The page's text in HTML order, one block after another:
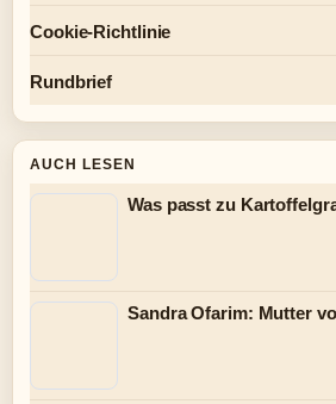
Cookie-Richtlinie
Rundbrief
AUCH LESEN
Was passt zu
Sandra Ofarim: Mutter